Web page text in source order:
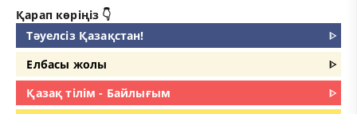
Қарап көріңіз 👇
Тәуелсіз Қазақстан!
ᐈ
Елбасы жолы
ᐈ
Қазақ тілім - Байлығым
ᐈ